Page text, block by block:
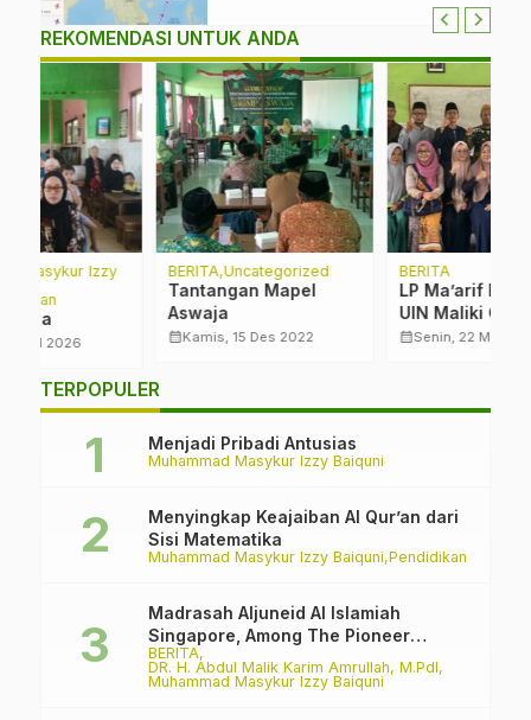
REKOMENDASI UNTUK ANDA
BERITA Uncategorized
Tantangan Mapel
calendar_monthKamis, 15 Des 2022
BERITA
LP Ma’arif Bersama
UIN Maliki Gelar
Pelatihan Google Site
calendar_monthSenin, 22 Mei 2023
TERPOPULER
Muhammad Masykur Izzy Baiquni
Menjadi Pribadi Antusias
Muhammad Masykur Izzy Baiquni Pendidikan
Menyingkap Keajaiban Al Qur’an dari
Sisi Matematika
BERITA
DR. H. Abdul Malik Karim Amrullah, M.PdI
Muhammad Masykur Izzy Baiquni
Madrasah Aljuneid Al Islamiah
Singapore, Among The Pioneer
Madrasah